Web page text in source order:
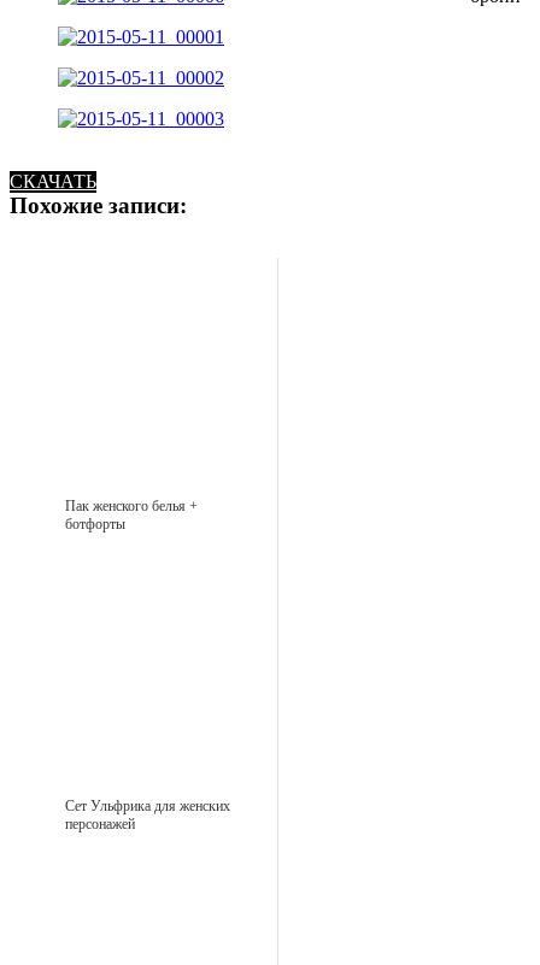
СКАЧАТЬ
Похожие записи:
Пак женского белья +
ботфорты
Сет Ульфрика для женских
персонажей